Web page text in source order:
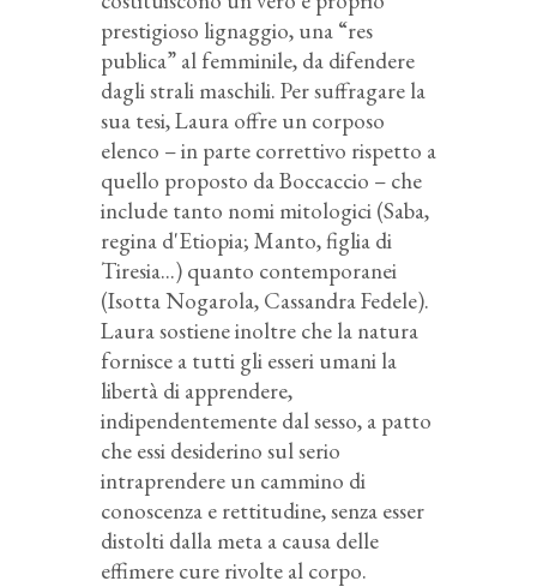
prestigioso lignaggio, una “res
publica” al femminile, da difendere
dagli strali maschili. Per suffragare la
sua tesi, Laura offre un corposo
elenco – in parte correttivo rispetto a
quello proposto da Boccaccio – che
include tanto nomi mitologici (Saba,
regina d'Etiopia; Manto, figlia di
Tiresia...) quanto contemporanei
(Isotta Nogarola, Cassandra Fedele).
Laura sostiene inoltre che la natura
fornisce a tutti gli esseri umani la
libertà di apprendere,
indipendentemente dal sesso, a patto
che essi desiderino sul serio
intraprendere un cammino di
conoscenza e rettitudine, senza esser
distolti dalla meta a causa delle
effimere cure rivolte al corpo.